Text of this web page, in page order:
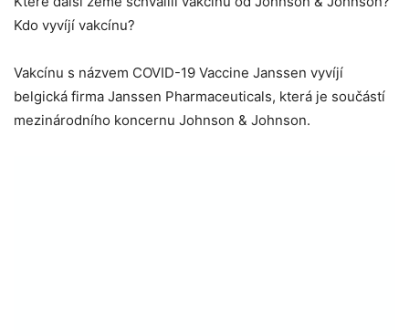
Kdo vyvíjí vakcínu?
Vakcínu s názvem COVID-19 Vaccine Janssen vyvíjí
belgická firma Janssen Pharmaceuticals, která je součástí
mezinárodního koncernu Johnson & Johnson.